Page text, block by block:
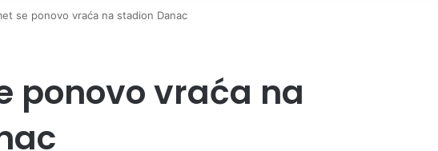
se ponovo vraća na stadion Danac
ponovo vraća na